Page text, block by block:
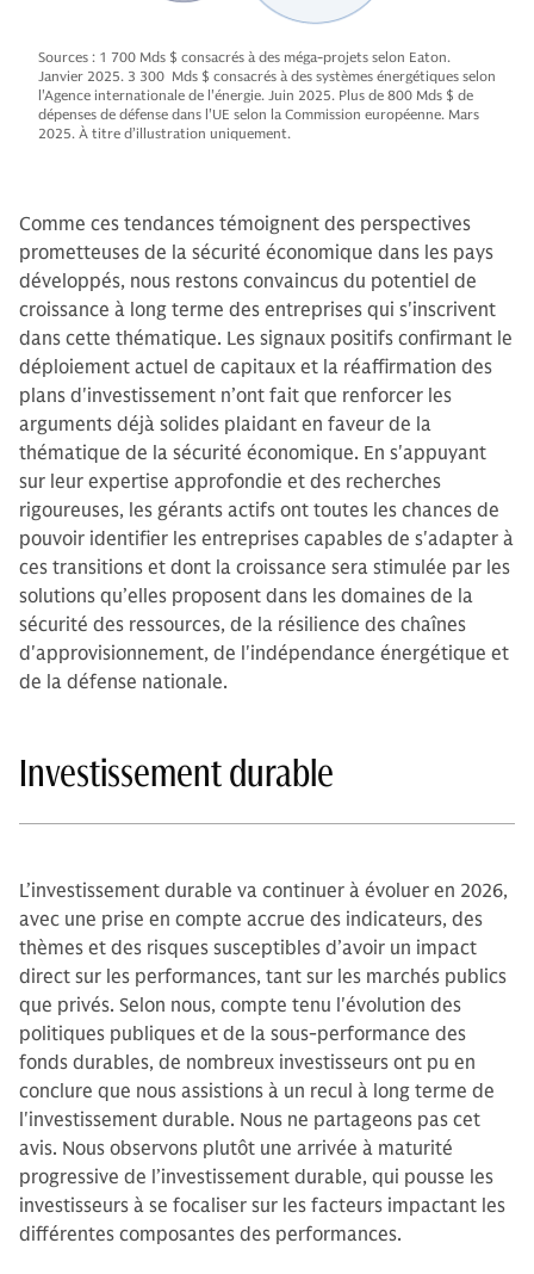
Sources : 1 700 Mds $ consacrés à des méga-projets selon Eaton.
Janvier 2025. 3 300 Mds $ consacrés à des systèmes énergétiques selon
l'Agence internationale de l'énergie. Juin 2025. Plus de 800 Mds $ de
dépenses de défense dans l'UE selon la Commission européenne. Mars
2025. À titre d’illustration uniquement.
Comme ces tendances témoignent des perspectives
prometteuses de la sécurité économique dans les pays
développés, nous restons convaincus du potentiel de
croissance à long terme des entreprises qui s'inscrivent
dans cette thématique. Les signaux positifs confirmant le
déploiement actuel de capitaux et la réaffirmation des
plans d'investissement n’ont fait que renforcer les
arguments déjà solides plaidant en faveur de la
thématique de la sécurité économique. En s'appuyant
sur leur expertise approfondie et des recherches
rigoureuses, les gérants actifs ont toutes les chances de
pouvoir identifier les entreprises capables de s'adapter à
ces transitions et dont la croissance sera stimulée par les
solutions qu’elles proposent dans les domaines de la
sécurité des ressources, de la résilience des chaînes
d'approvisionnement, de l'indépendance énergétique et
de la défense nationale.
Investissement durable
L’investissement durable va continuer à évoluer en 2026,
avec une prise en compte accrue des indicateurs, des
thèmes et des risques susceptibles d’avoir un impact
direct sur les performances, tant sur les marchés publics
que privés. Selon nous, compte tenu l'évolution des
politiques publiques et de la sous-performance des
fonds durables, de nombreux investisseurs ont pu en
conclure que nous assistions à un recul à long terme de
l'investissement durable. Nous ne partageons pas cet
avis. Nous observons plutôt une arrivée à maturité
progressive de l’investissement durable, qui pousse les
investisseurs à se focaliser sur les facteurs impactant les
différentes composantes des performances.